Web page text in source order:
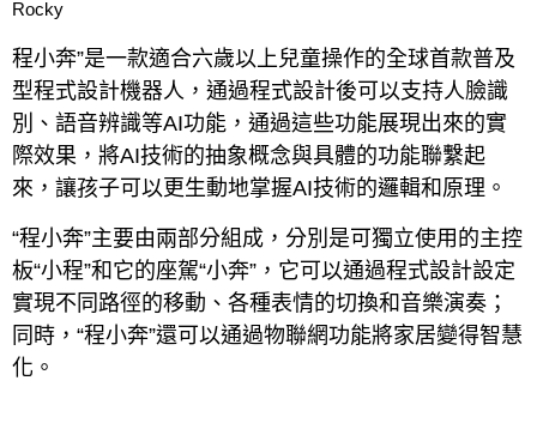
Rocky
程小奔”是一款適合六歲以上兒童操作的全球首款普及
型程式設計機器人，通過程式設計後可以支持人臉識
別、語音辨識等AI功能，通過這些功能展現出來的實
際效果，將AI技術的抽象概念與具體的功能聯繫起
來，讓孩子可以更生動地掌握AI技術的邏輯和原理。
“程小奔”主要由兩部分組成，分別是可獨立使用的主控
板“小程”和它的座駕“小奔”，它可以通過程式設計設定
實現不同路徑的移動、各種表情的切換和音樂演奏；
同時，“程小奔”還可以通過物聯網功能將家居變得智慧
化。